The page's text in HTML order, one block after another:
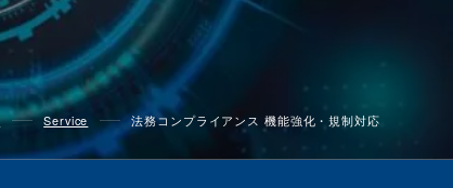
Service 法務コンプライアンス 機能強化・規制対応